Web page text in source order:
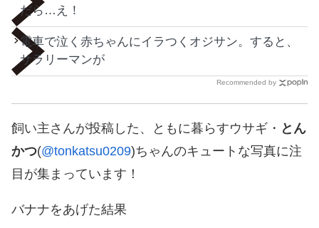
だら…え！
電車で泣く赤ちゃんにイラつくオジサン。すると、
サラリーマンが
Recommended by
飼い主さんが投稿した、ともに暮らすウサギ・ とん
かつ(@tonkatsu0209)ちゃんのキュートな写真に注
目が集まっています！
バナナをあげた結果